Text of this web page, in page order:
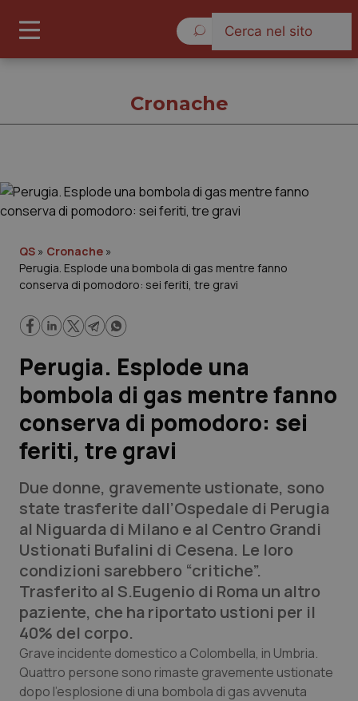
Governo e Parlamento
Regioni e Asl
Lavoro e Professioni
Scienza e Farmaci
Studi e Analisi
Lettere al direttore
Edizioni Regionali
QS Pro
Professionisti Sanitari.AI
Abruzzo
Basilicata
QS Pro Gold
Artrite & artrosi
QS Club Newsletter
Cronache
QS » Cronache »
Perugia. Esplode una bombola di gas mentre fanno
conserva di pomodoro: sei feriti, tre gravi
Perugia. Esplode una
bombola di gas mentre fanno
conserva di pomodoro: sei
feriti, tre gravi
Due donne, gravemente ustionate, sono
state trasferite dall’Ospedale di Perugia
al Niguarda di Milano e al Centro Grandi
Ustionati Bufalini di Cesena. Le loro
condizioni sarebbero “critiche”.
Trasferito al S.Eugenio di Roma un altro
paziente, che ha riportato ustioni per il
40% del corpo.
Grave incidente domestico a Colombella, in Umbria.
Quattro persone sono rimaste gravemente ustionate
dopo l’esplosione di una bombola di gas avvenuta